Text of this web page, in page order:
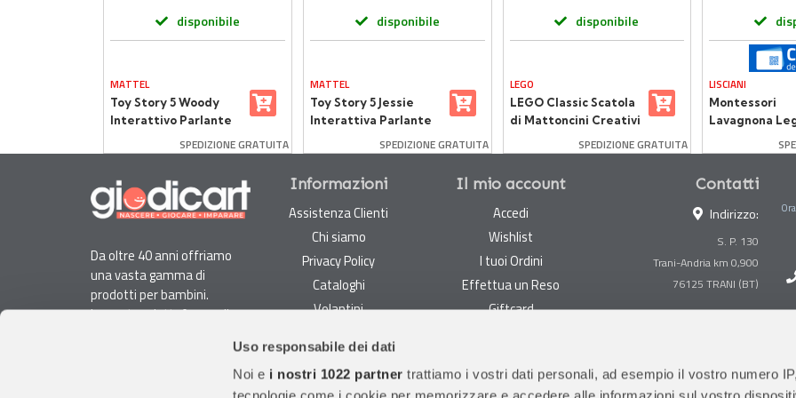
Uso responsabile dei dati
Noi e i nostri 1022 partner trattiamo i vostri dati personali, ad esempio il vostro numero
disponibile
MATTEL
Toy Story 5 Woody
Interattivo Parlante
SPEDIZIONE GRATUITA
disponibile
MATTEL
Toy Story 5 Jessie
Interattiva Parlante
SPEDIZIONE GRATUITA
disponibile
LEGO
LEGO Classic Scatola
di Mattoncini Creativi
SPEDIZIONE GRATUITA
LISCIANI
Montessori
Lavagnona
Da oltre 40 anni offriamo
una vasta gamma di
prodotti per bambini.
La nostra piattaforma di
ricerca di giocattoli, articoli
per l'infanzia, cancelleria e
Informazioni
Assistenza Clienti
Chi siamo
Privacy Policy
Cataloghi
Volantini
DURC e Tracciabilità
Rilevazione Misure
Il mio account
Accedi
Wishlist
I tuoi Ordini
Effettua un Reso
Giftcard
Garanzie
Contatti
Indirizzo:
S. P. 130
Trani-Andria km 0,900
Prima Infanzia: 0883